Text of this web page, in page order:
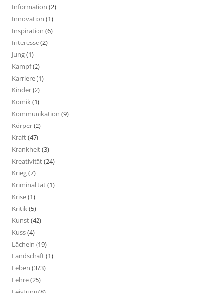
Information (2)
Innovation (1)
Inspiration (6)
Interesse(2)
Jung(1)
Kampf(2)
Karriere(1)
Kinder(2)
Komik(1)
Kommunikation (9)
Körper(2)
Kraft(47)
Krankheit(3)
Kreativität(24)
Krieg(7)
Kriminalität(1)
Krise(1)
Kritik(5)
Kunst(42)
Kuss(4)
Lächeln (19)
Landschaft(1)
Leben (373)
Lehre(25)